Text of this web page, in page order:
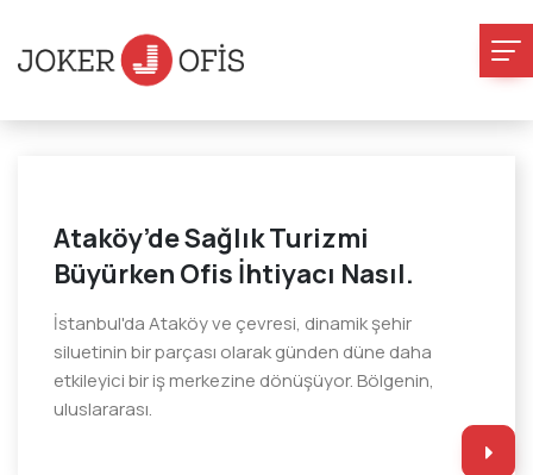
Ataköy’de Sağlık Turizmi
Büyürken Ofis İhtiyacı Nasıl.
İstanbul'da Ataköy ve çevresi, dinamik şehir
siluetinin bir parçası olarak günden düne daha
etkileyici bir iş merkezine dönüşüyor. Bölgenin,
uluslararası.